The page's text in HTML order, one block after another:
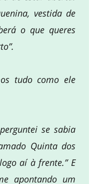
vestida de
o que queres
tudo como ele
se sabia
Quinta dos
aí à frente.” E
apontando um